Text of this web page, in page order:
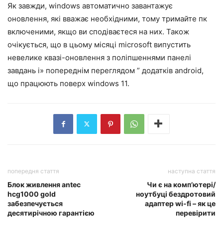
Як завжди, windows автоматично завантажує
оновлення, які вважає необхідними, тому тримайте пк
включеними, якщо ви сподіваєтеся на них. Також
очікується, що в цьому місяці microsoft випустить
невелике квазі-оновлення з поліпшеннями панелі
завдань і» попереднім переглядом ” додатків android,
що працюють поверх windows 11.
попередня стаття
Блок живлення antec
hcg1000 gold
забезпечується
десятирічною гарантією
наступна стаття
Чи є на комп’ютері/
ноутбуці бездротовий
адаптер wi-fi – як це
перевірити